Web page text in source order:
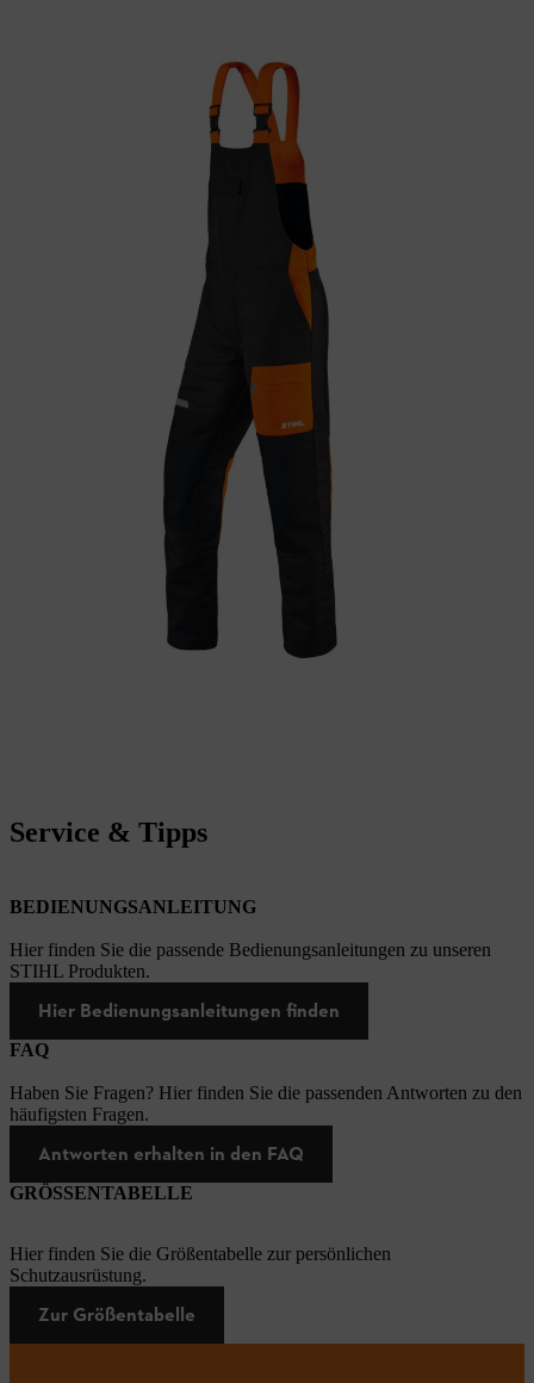
Service & Tipps
BEDIENUNGSANLEITUNG
Hier finden Sie die passende Bedienungsanleitungen zu unseren
STIHL Produkten.
Hier Bedienungsanleitungen finden
FAQ
Haben Sie Fragen? Hier finden Sie die passenden Antworten zu den
häufigsten Fragen.
Antworten erhalten in den FAQ
GRÖSSENTABELLE
Hier finden Sie die Größentabelle zur persönlichen
Schutzausrüstung.
Zur Größentabelle